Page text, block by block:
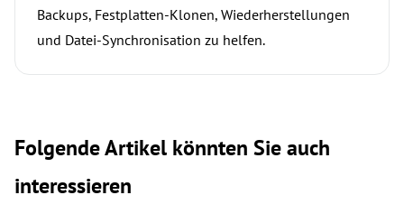
Backups, Festplatten-Klonen, Wiederherstellungen
und Datei-Synchronisation zu helfen.
Folgende Artikel könnten Sie auch
interessieren